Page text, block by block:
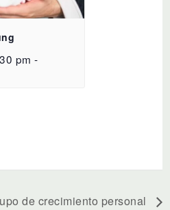
pm -
de crecimiento personal